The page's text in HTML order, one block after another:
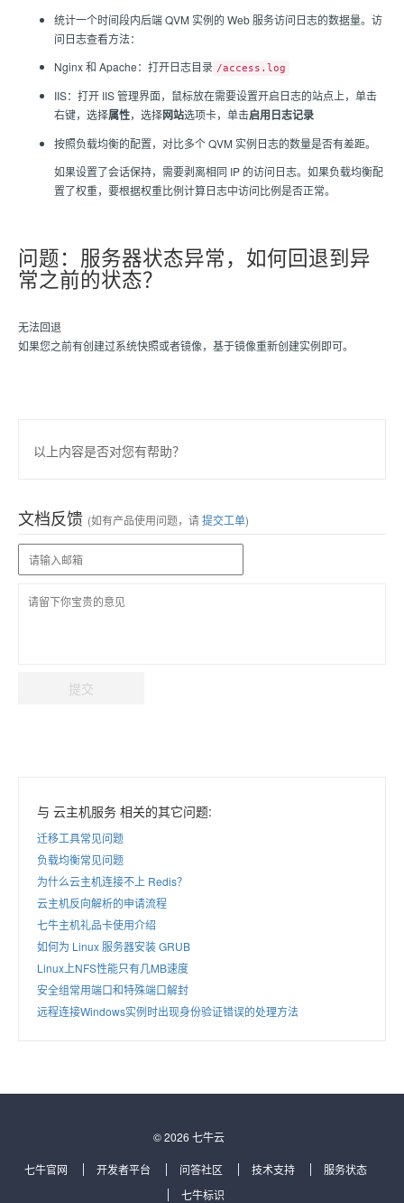
统计一个时间段内后端 QVM 实例的 Web 服务访问日志的数据量。访
问日志查看方法：
Nginx 和 Apache：打开日志目录 /access.log
IIS：打开 IIS 管理界面，鼠标放在需要设置开启日志的站点上，单击
右键，选择属性，选择网站选项卡，单击启用日志记录
按照负载均衡的配置，对比多个 QVM 实例日志的数量是否有差距。
如果设置了会话保持，需要剥离相同 IP 的访问日志。如果负载均衡配
置了权重，要根据权重比例计算日志中访问比例是否正常。
问题：服务器状态异常，如何回退到异
常之前的状态？
无法回退
如果您之前有创建过系统快照或者镜像，基于镜像重新创建实例即可。
以上内容是否对您有帮助？
文档反馈 (如有产品使用问题，请提交工单)
提交
与 云主机服务 相关的其它问题:
迁移工具常见问题
负载均衡常见问题
为什么云主机连接不上 Redis？
云主机反向解析的申请流程
七牛主机礼品卡使用介绍
如何为 Linux 服务器安装 GRUB
Linux上NFS性能只有几MB速度
安全组常用端口和特殊端口解封
远程连接Windows实例时出现身份验证错误的处理方法
© 2026 七牛云
七牛官网 开发者平台 问答社区 技术支持
服务状态
七牛标识